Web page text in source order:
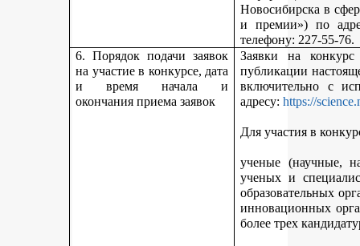
Новосибирска в
и премии») по
телефону: 227-55-76.
6. Порядок подачи заявок
на участие в конкурсе, дата
и время начала и
окончания приема заявок
Заявки на
публикации
включительно с
адресу:https://
Для участия в
ученые (научные,
ученых и
образовательных
инновационных
более трех